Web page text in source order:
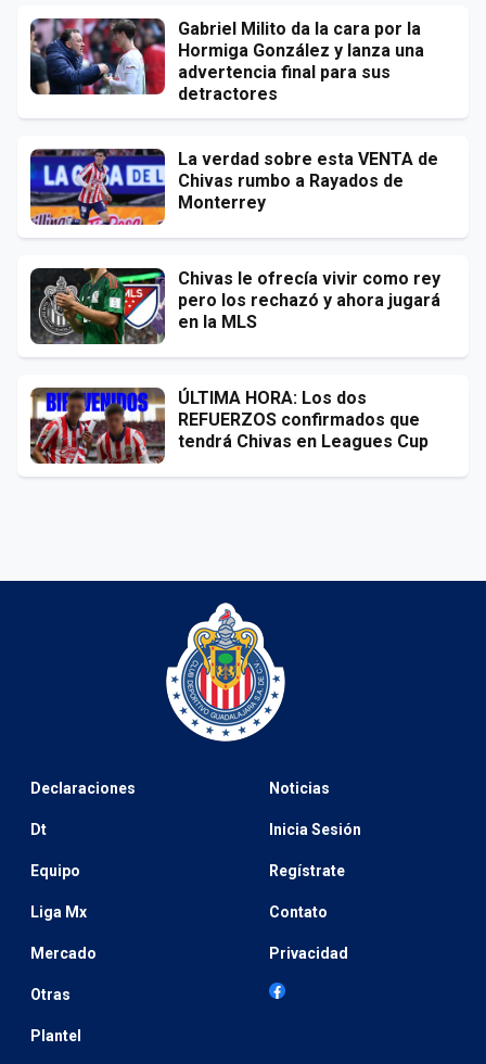
Gabriel Milito da la cara por la
Hormiga González y lanza una
advertencia final para sus
detractores
La verdad sobre esta VENTA de
Chivas rumbo a Rayados de
Monterrey
Chivas le ofrecía vivir como rey
pero los rechazó y ahora jugará
en la MLS
ÚLTIMA HORA: Los dos
REFUERZOS confirmados que
tendrá Chivas en Leagues Cup
Declaraciones
Dt
Equipo
Liga Mx
Mercado
Otras
Plantel
Noticias
Inicia Sesión
Regístrate
Contato
Privacidad